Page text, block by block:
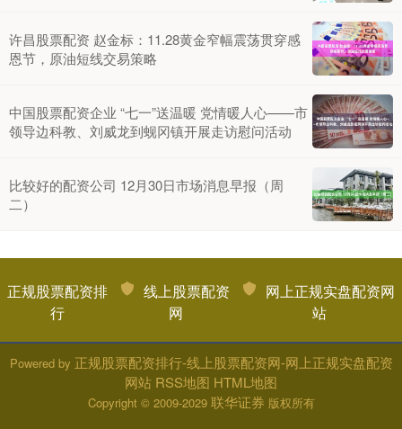
许昌股票配资 赵金标：11.28黄金窄幅震荡贯穿感
恩节，原油短线交易策略
中国股票配资企业 “七一”送温暖 党情暖人心——市
领导边科教、刘威龙到蚬冈镇开展走访慰问活动
比较好的配资公司 12月30日市场消息早报（周
二）
正规股票配资排
行
线上股票配资
网
网上正规实盘配资网
站
Powered by 正规股票配资排行-线上股票配资网-网上正规实盘配资
网站 RSS地图 HTML地图
Copyright © 2009-2029 联华证券 版权所有